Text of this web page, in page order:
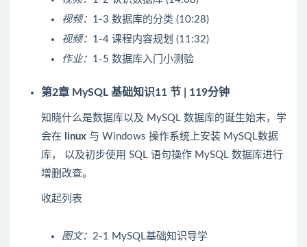
视频： 1-3 数据库的分类 (10:28)
视频： 1-4 课程内容规划 (11:32)
作业： 1-5 数据库入门小测验
第2章 MySQL 基础知识11 节 | 119分钟
知晓什么是数据库以及 MySQL 数据库的诞生始末，学
会在 linux 与 Windows 操作系统上安装 MySQL数据
库， 以及初步使用 SQL 语句操作 MySQL 数据库进行
增删改查。
收起列表
图文： 2-1 MySQL基础知识导学